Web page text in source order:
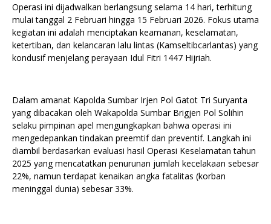
Operasi ini dijadwalkan berlangsung selama 14 hari, terhitung
mulai tanggal 2 Februari hingga 15 Februari 2026. Fokus utama
kegiatan ini adalah menciptakan keamanan, keselamatan,
ketertiban, dan kelancaran lalu lintas (Kamseltibcarlantas) yang
kondusif menjelang perayaan Idul Fitri 1447 Hijriah.
Dalam amanat Kapolda Sumbar Irjen Pol Gatot Tri Suryanta
yang dibacakan oleh Wakapolda Sumbar Brigjen Pol Solihin
selaku pimpinan apel mengungkapkan bahwa operasi ini
mengedepankan tindakan preemtif dan preventif. Langkah ini
diambil berdasarkan evaluasi hasil Operasi Keselamatan tahun
2025 yang mencatatkan penurunan jumlah kecelakaan sebesar
22%, namun terdapat kenaikan angka fatalitas (korban
meninggal dunia) sebesar 33%.